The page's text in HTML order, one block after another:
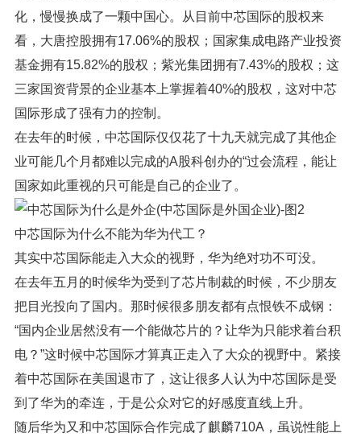
化，慢慢换成了一颗中国心。从目前中芯国际的股权来
看， 大唐控股拥有17.06%的股权；国家集成电路产业投资
基金拥有15.82%的股权；紫光集团拥有7.43%的股权； 这
三家国资背景的企业基本上掌握着40%的股权，这对中芯
国际形成了强有力的控制。
在去年的时候，中芯国际仅仅花了十九天就完成了其他企
业可能几个月都难以完成的A股科创办的“过会流程， 能让
国家如此重视的只可能是自己的企业了。
中芯国际为什么不能为华为代工？
其实中芯国际能走入大众的视野，华为绝对功不可没。
在去年五月的时候华为受到了芯片制裁的时候，不少朋友
把目光投向了国内。那时候很多朋友都有点恨铁不成钢：
“国内企业居然没有一个能做芯片的？让华为只能求着台积
电？ ”这时候中芯国际才算真正走入了大众的视野中。紧接
着中芯国际在美国退市了，这让很多人认为中芯国际是受
到了华为的牵连，于是公众对它的好感度直线上升。
随后华为又和中芯国际合作完成了麒麟710A ，虽说性能上